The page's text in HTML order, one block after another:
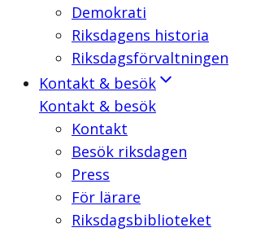
Demokrati
Riksdagens historia
Riksdagsförvaltningen
Kontakt & besök
Kontakt & besök
Kontakt
Besök riksdagen
Press
För lärare
Riksdagsbiblioteket